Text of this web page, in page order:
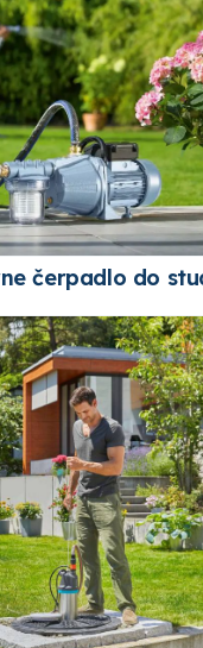
čerpadlo do